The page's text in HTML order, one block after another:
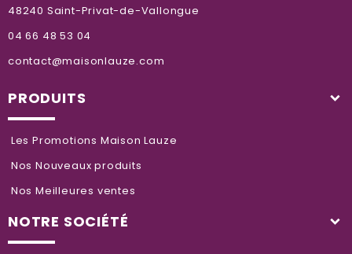
48240 Saint-Privat-de-Vallongue
04 66 48 53 04
contact@maisonlauze.com
PRODUITS
Les Promotions Maison Lauze
Nos Nouveaux produits
Nos Meilleures ventes
NOTRE SOCIÉTÉ